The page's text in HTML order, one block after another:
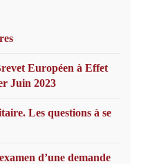
Européen à Effet
Juin 2023
Les questions à se
d’une demande